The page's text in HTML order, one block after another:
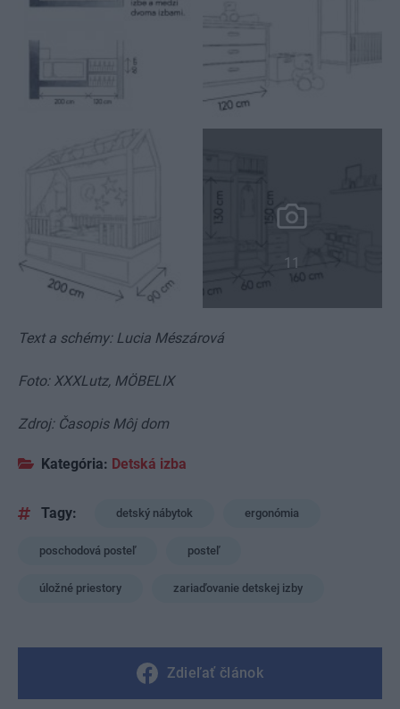
11
Text a schémy: Lucia Mészárová
Foto: XXXLutz, MÖBELIX
Zdroj: Časopis Môj dom
Kategória: Detská izba
Tagy: detský nábytok ergonómia
poschodová posteľ posteľ
úložné priestory zariaďovanie detskej izby
Zdieľať článok